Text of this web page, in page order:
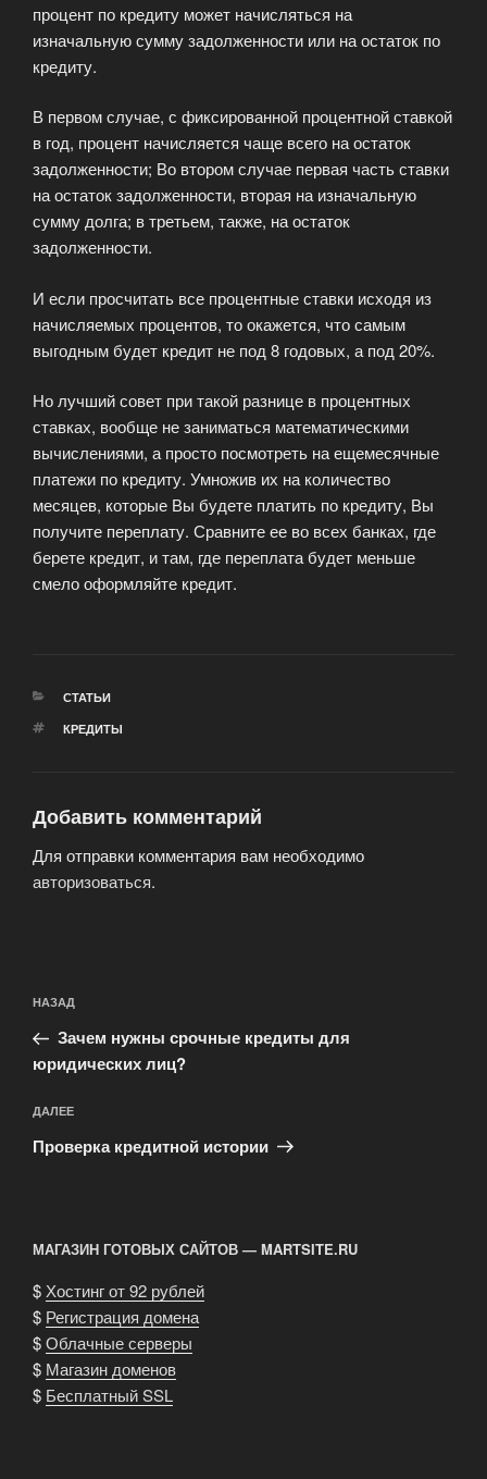
процент по кредиту может начисляться на
изначальную сумму задолженности или на остаток по
кредиту.
В первом случае, с фиксированной процентной ставкой
в год, процент начисляется чаще всего на остаток
задолженности; Во втором случае первая часть ставки
на остаток задолженности, вторая на изначальную
сумму долга; в третьем, также, на остаток
задолженности.
И если просчитать все процентные ставки исходя из
начисляемых процентов, то окажется, что самым
выгодным будет кредит не под 8 годовых, а под 20%.
Но лучший совет при такой разнице в процентных
ставках, вообще не заниматься математическими
вычислениями, а просто посмотреть на ещемесячные
платежи по кредиту. Умножив их на количество
месяцев, которые Вы будете платить по кредиту, Вы
получите переплату. Сравните ее во всех банках, где
берете кредит, и там, где переплата будет меньше
смело оформляйте кредит.
РУБРИКИ
СТАТЬИ
МЕТКИ
КРЕДИТЫ
Добавить комментарий
Для отправки комментария вам необходимо
авторизоваться.
по
записям
Предыдущая
запись:
НАЗАД
Зачем нужны срочные кредиты для
юридических лиц?
Следующая
запись
ДАЛЕЕ
Проверка кредитной истории
МАГАЗИН ГОТОВЫХ САЙТОВ — MARTSITE.RU
$Хостинг от 92 рублей
$ Регистрация домена
$Облачные серверы
$ Магазин доменов
$ Бесплатный SSL